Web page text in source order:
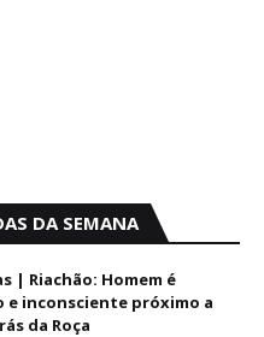
DA SEMANA
| Riachão: Homem é
e inconsciente próximo a
da Roça